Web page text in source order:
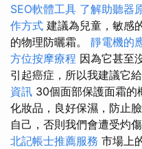
SEO軟體工具 了解助聽器
作方式 建議為兒童，敏感
的物理防曬霜。 靜電機的
方位按摩療程 因為它甚至
引起癌症，所以我建議它
資訊 30個面部保護面霜的
化妝品，良好保濕，防止
自己，否則我們會遭受灼
北記帳士推薦服務 市場上